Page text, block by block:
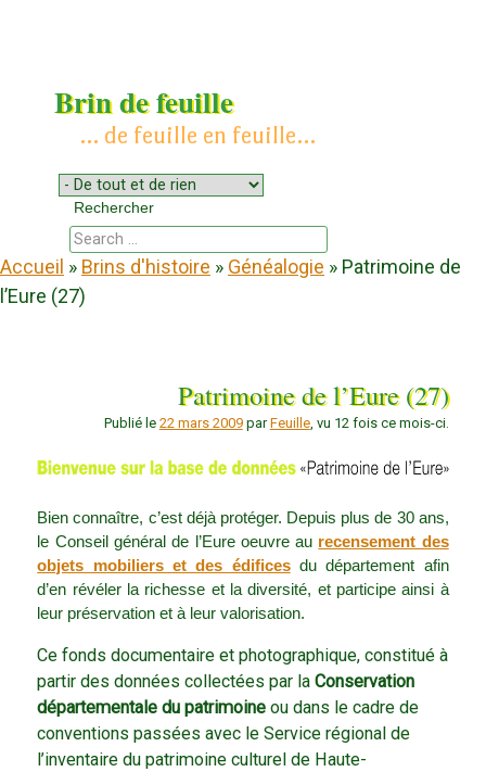
Brin de feuille
… de feuille en feuille…
Menu
Aller au contenu
Rechercher
Chercher
Accueil » Brins d'histoire » Généalogie » Patrimoine de
l’Eure (27)
Patrimoine de l’Eure (27)
Publié le 22 mars 2009parFeuille, vu 12 fois ce mois-ci.
Bien connaître, c’est déjà protéger. Depuis plus de 30 ans,
le Conseil général de l’Eure oeuvre au recensement des
objets mobiliers et des édificesdu département afin
d’en révéler la richesse et la diversité, et participe ainsi à
leur préservation et à leur valorisation.
Ce fonds documentaire et photographique, constitué à
partir des données collectées par laConservation
départementale du patrimoine ou dans le cadre de
conventions passées avec le Service régional de
l’inventaire du patrimoine culturel de Haute-